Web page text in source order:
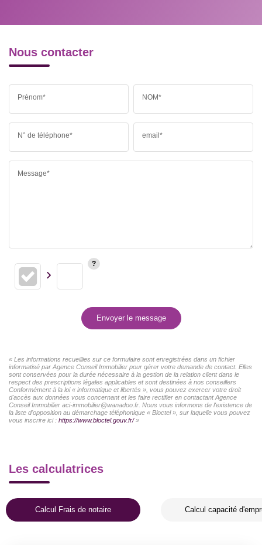
Nous contacter
Prénom* NOM*
N° de téléphone* email*
Message*
Envoyer le message
« Les informations recueillies sur ce formulaire sont enregistrées dans un fichier
informatisé par Agence Conseil Immobilier pour gérer votre demande de contact. Elles
sont conservées pour la durée nécessaire à la gestion de la relation client dans le
respect des prescriptions légales applicables et sont destinées à nos conseillers
Conformément à la loi « informatique et libertés », vous pouvez exercer votre droit
d'accès aux données vous concernant et les faire rectifier en contactant Agence
Conseil Immobilier aci-immobilier@wanadoo.fr. Nous vous informons de l'existence de
la liste d'opposition au démarchage téléphonique « Bloctel », sur laquelle vous pouvez
vous inscrire ici : https://www.bloctel.gouv.fr/»
Les calculatrices
Calcul Frais de notaire Calcul capacité